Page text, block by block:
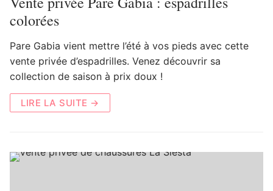
colorées
Pare Gabia vient mettre l’été à vos pieds avec cette
vente privée d’espadrilles. Venez découvrir sa
collection de saison à prix doux !
LIRE LA SUITE →